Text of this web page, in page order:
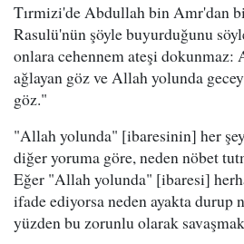
Tırmizi'de Abdullah bin Amr'dan
Rasulü'nün şöyle buyurduğunu
onlara cehennem ateşi dokunmaz:
ağlayan göz ve Allah yolunda
göz."
"Allah yolunda" [ibaresinin] her
diğer yoruma göre, neden nöbet
Eğer "Allah yolunda" [ibaresi]
ifade ediyorsa neden ayakta durup
yüzden bu zorunlu olarak